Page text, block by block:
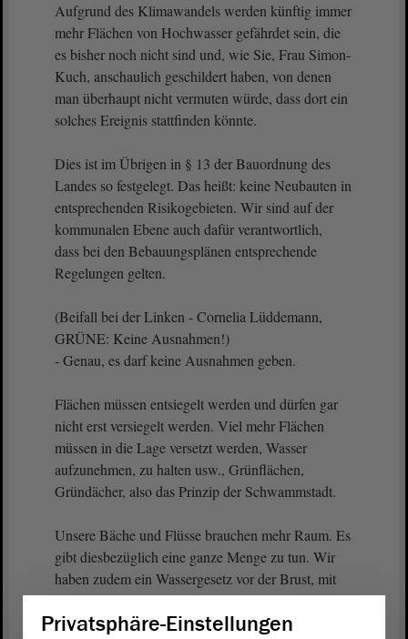
Aufgrund des Klimawandels werden künftig immer
mehr Flächen von Hochwasser gefährdet sein, die
es bisher noch nicht sind und, wie Sie, Frau Simon-
Kuch, anschaulich geschildert haben, von denen
man überhaupt nicht vermuten würde, dass dort ein
solches Ereignis stattfinden könnte.
Dies ist im Übrigen in § 13 der Bauordnung des
Landes so festgelegt. Das heißt: keine Neubauten in
entsprechenden Risikogebieten. Wir sind auf der
kommunalen Ebene auch dafür verantwortlich,
dass bei den Bebauungsplänen entsprechende
Regelungen gelten.
(Beifall bei der Linken - Cornelia Lüddemann,
GRÜNE: Keine Ausnahmen!)
- Genau, es darf keine Ausnahmen geben.
Flächen müssen entsiegelt werden und dürfen gar
nicht erst versiegelt werden. Viel mehr Flächen
müssen in die Lage versetzt werden, Wasser
aufzunehmen, zu halten usw., Grünflächen,
Gründächer, also das Prinzip der Schwammstadt.
Unsere Bäche und Flüsse brauchen mehr Raum. Es
gibt diesbezüglich eine ganze Menge zu tun. Wir
haben zudem ein Wassergesetz vor der Brust, mit
dem, glaube ich, in diesem Interesse gehandelt
wird.
Privatsphäre-Einstellungen